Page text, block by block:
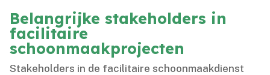
Belangrijke stakeholders in
facilitaire
schoonmaakprojecten
Stakeholders in de facilitaire schoonmaakdienst